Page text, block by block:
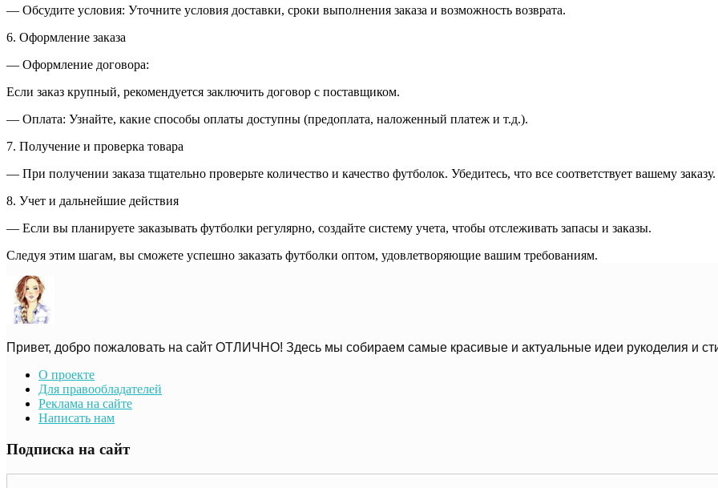
— Обсудите условия: Уточните условия доставки, сроки выполнения заказа и возможность возврата.
6. Оформление заказа
— Оформление договора:
Если заказ крупный, рекомендуется заключить договор с поставщиком.
— Оплата: Узнайте, какие способы оплаты доступны (предоплата, наложенный платеж и т.д.).
7. Получение и проверка товара
— При получении заказа тщательно проверьте количество и качество футболок. Убедитесь, что все соответствует вашему заказу.
8. Учет и дальнейшие действия
— Если вы планируете заказывать футболки регулярно, создайте систему учета, чтобы отслеживать запасы и заказы.
Следуя этим шагам, вы сможете успешно заказать футболки оптом, удовлетворяющие вашим требованиям.
Привет, добро пожаловать на сайт ОТЛИЧНО! Здесь мы собираем самые красивые и актуальные идеи рукоделия и
О проекте
Для правообладателей
Реклама на сайте
Написать нам
Подписка на сайт